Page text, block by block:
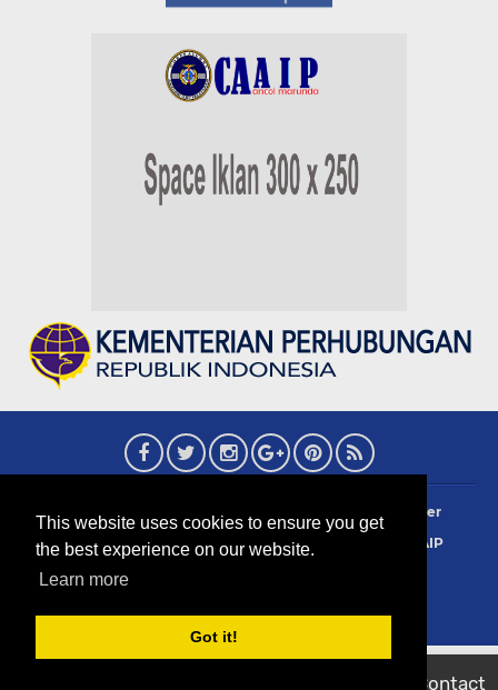
This website uses cookies to ensure you get
the best experience on our website.
Learn more
Got it!
Contact
About Redaksi Contact
Disclaimer
Terms Of Use
Pedoman Siber Info Iklan Sejarah AIP